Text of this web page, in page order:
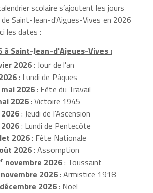
scolaire s’ajoutent les jours
Saint-Jean-d'Aigues-Vives en 2026
les dates :
à Saint-Jean-d'Aigues-Vives :
2026: Jour de l'an
: Lundi de Pâques
mai 2026: Fête du Travail
2026: Victoire 1945
: Jeudi de l'Ascension
: Lundi de Pentecôte
2026: Fête Nationale
2026: Assomption
novembre 2026: Toussaint
2026: Armistice 1918
2026: Noël